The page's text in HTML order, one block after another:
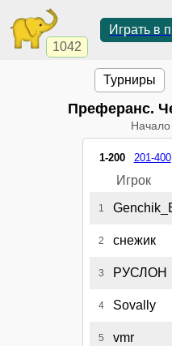
1042
Играть в
Турниры
Преферанс.
Начало
1-200 201-400
Игрок
1
2 снежик
3 РУСЛОН
4 Sovally
5 vmr